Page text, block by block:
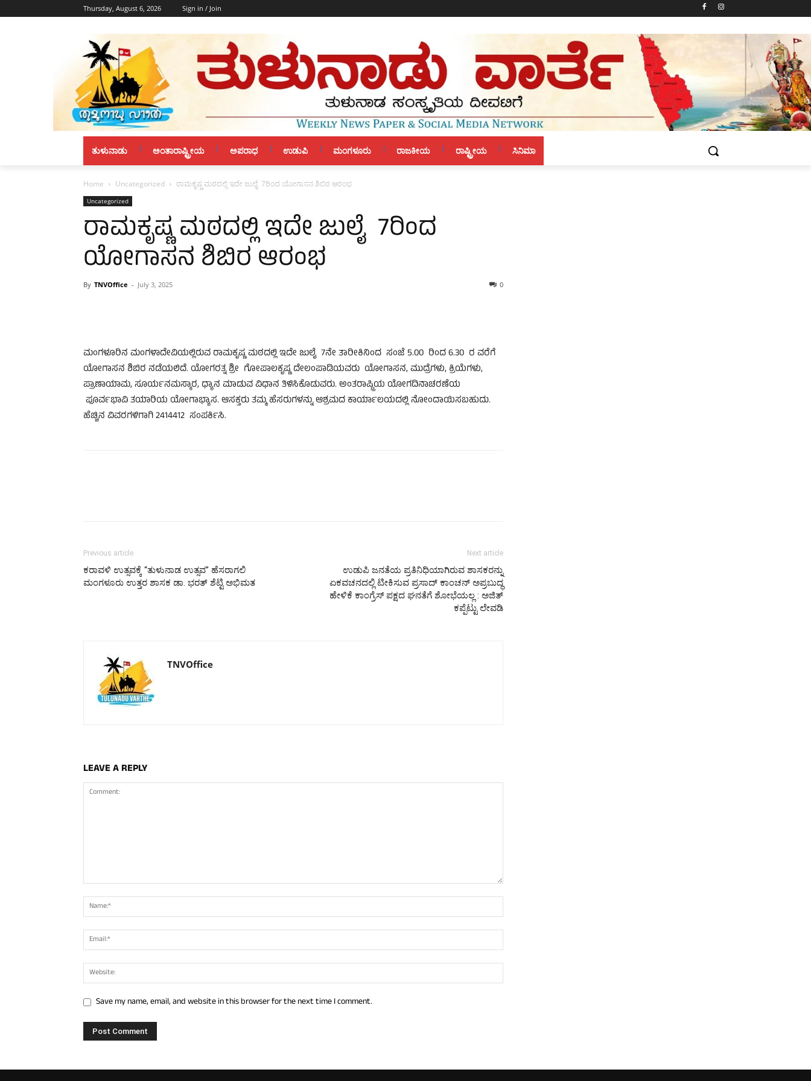
Thursday, August 6, 2026 Sign in / Join
ತುಳುನಾಡು ಅಂತಾರಾಷ್ಟ್ರೀಯ ಅಪರಾಧ ಉಡುಪಿ ಮಂಗಳೂರು ರಾಜಕೀಯ ರಾಷ್ಟ್ರೀಯ ಸಿನಿಮಾ
Home Uncategorized ರಾಮಕೃಷ್ಣ ಮಠದಲ್ಲಿ ಇದೇ ಜುಲೈ 7ರಿಂದ ಯೋಗಾಸನ ಶಿಬಿರ ಆರಂಭ
Uncategorized
ರಾಮಕೃಷ್ಣ ಮಠದಲ್ಲಿ ಇದೇ ಜುಲೈ 7ರಿಂದ
ಯೋಗಾಸನ ಶಿಬಿರ ಆರಂಭ
By TNVOffice - July 3, 2025 0
ಮಂಗಳೂರಿನ ಮಂಗಳಾದೇವಿಯಲ್ಲಿರುವ ರಾಮಕೃಷ್ಣ ಮಠದಲ್ಲಿ ಇದೇ ಜುಲೈ 7ನೇ ತಾರೀಕಿನಿಂದ ಸಂಜೆ 5.00 ರಿಂದ 6.30 ರ ವರೆಗೆ
ಯೋಗಾಸನ ಶಿಬಿರ ನಡೆಯಲಿದೆ. ಯೋಗರತ್ನ ಶ್ರೀ ಗೋಪಾಲಕೃಷ್ಣ ದೇಲಂಪಾಡಿಯವರು ಯೋಗಾಸನ, ಮುದ್ರೆಗಳು, ಕ್ರಿಯೆಗಳು,
ಪ್ರಾಣಾಯಾಮ, ಸೂರ್ಯನಮಸ್ಕಾರ, ಧ್ಯಾನ ಮಾಡುವ ವಿಧಾನ ತಿಳಿಸಿಕೊಡುವರು. ಅಂತರಾಷ್ಟ್ರಿಯ ಯೋಗದಿನಾಚರಣೆಯ
ಪೂರ್ವಭಾವಿ ತಯಾರಿಯ ಯೋಗಾಭ್ಯಾಸ. ಆಸಕ್ತರು ತಮ್ಮ ಹೆಸರುಗಳನ್ನು ಆಶ್ರಮದ ಕಾರ್ಯಾಲಯದಲ್ಲಿ ನೋಂದಾಯಿಸಬಹುದು.
ಹೆಚ್ಚಿನ ವಿವರಗಳಿಗಾಗಿ 2414412 ಸಂಪರ್ಕಿಸಿ.
Previous article
ಕರಾವಳಿ ಉತ್ಸವಕ್ಕೆ “ತುಳುನಾಡ ಉತ್ಸವ” ಹೆಸರಾಗಲಿ
ಮಂಗಳೂರು ಉತ್ತರ ಶಾಸಕ ಡಾ. ಭರತ್‌ ಶೆಟ್ಟಿ ಅಭಿಮತ
Next article
ಉಡುಪಿ ಜನತೆಯ ಪ್ರತಿನಿಧಿಯಾಗಿರುವ ಶಾಸಕರನ್ನು
ಏಕವಚನದಲ್ಲಿ ಟೀಕಿಸುವ ಪ್ರಸಾದ್ ಕಾಂಚನ್ ಅಪ್ರಬುದ್ಧ
ಹೇಳಿಕೆ ಕಾಂಗ್ರೆಸ್ ಪಕ್ಷದ ಘನತೆಗೆ ಶೋಭೆಯಲ್ಲ : ಅಜಿತ್
ಕಪ್ಪೆಟ್ಟು ಲೇವಡಿ
TNVOffice
LEAVE A REPLY
Save my name, email, and website in this browser for the next time I comment.